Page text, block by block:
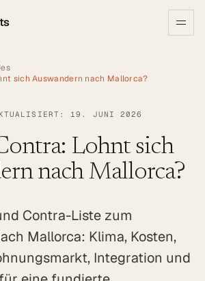
sich Auswandern nach Mallorca?
19. JUNI 2026
Lohnt sich
nach Mallorca?
Contra-Liste zum
Mallorca: Klima, Kosten,
Integration und